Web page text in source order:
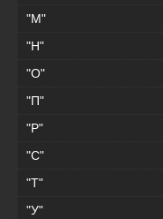
"М"
"Н"
"О"
"П"
"Р"
"С"
"Т"
"У"